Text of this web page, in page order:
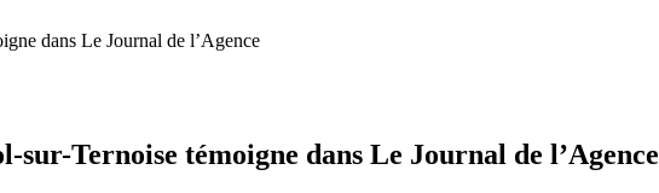
dans Le Journal de l’Agence
Ternoise témoigne dans Le Journal de l’Agence